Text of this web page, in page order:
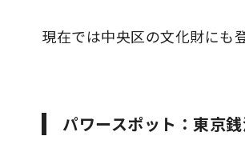
現在では中央区の文化財にも
パワースポット：東京